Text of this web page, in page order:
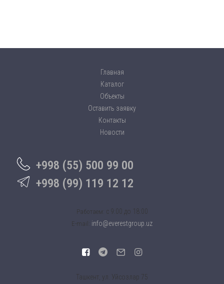
Главная
Каталог
Объекты
Оставить заявку
Контакты
Новости
+998 (55) 500 99 00
+998 (99) 119 12 12
Работаем: c 9:00 до 18:00
E-mail: info@everestgroup.uz
Ташкент, ул. Уйсозлар 75